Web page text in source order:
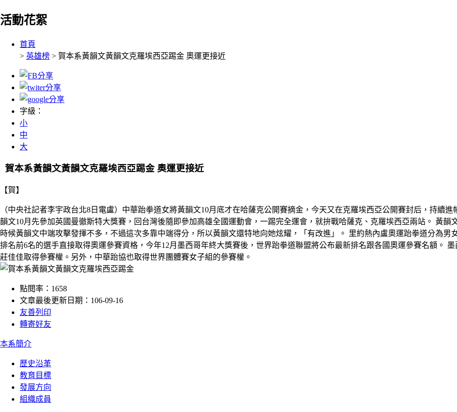
活動花絮
首頁
> 英雄榜 > 賀本系黃韻文黃韻文克羅埃西亞踢金 奧運更接近
字級：
小
中
大
賀本系黃韻文黃韻文克羅埃西亞踢金 奧運更接近
【賀】
（中央社記者李宇政台北8日電盧）中華跆拳道女將黃韻文10月底才在哈薩克公開賽摘金，今天又在克羅埃西亞公開賽封后，持續
韻文10月先參加英國曼徹斯特大獎賽，回台灣後隨即參加高雄全國運動會，一踢完全運會，就拚戰哈薩克、克羅埃西亞兩站。 黃
時候黃韻文中端攻擊發揮不多，不過這次多靠中端得分，所以黃韻文還特地向她炫耀，「有改進」。 里約熱內盧奧運跆拳道分為
排名前6名的選手直接取得奧運參賽資格，今年12月墨西哥年終大獎賽後，世界跆拳道聯盟將公布最新排名跟各國奧運參賽名額。
莊佳佳取得參賽權。另外，中華跆協也取得世界團體賽女子組的參賽權。
點閱率：1658
文章最後更新日期：106-09-16
友善列印
轉寄好友
:::
本系簡介
歷史沿革
教育目標
發展方向
組織成員